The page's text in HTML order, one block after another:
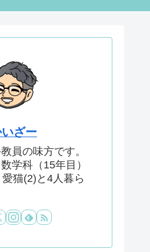
ざー
員の味方です。
学科（15年目）
猫(2)と4人暮ら